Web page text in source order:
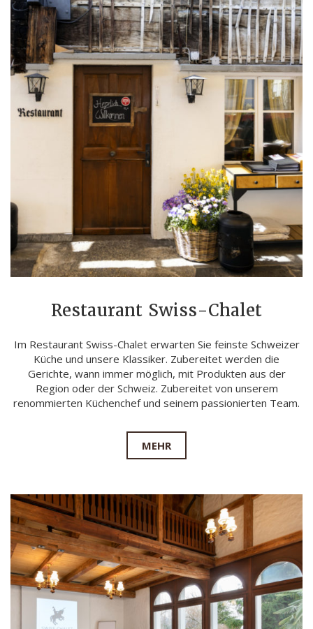
Restaurant Swiss-Chalet
Im Restaurant Swiss-Chalet erwarten Sie feinste Schweizer
Küche und unsere Klassiker. Zubereitet werden die
Gerichte, wann immer möglich, mit Produkten aus der
Region oder der Schweiz. Zubereitet von unserem
renommierten Küchenchef und seinem passionierten Team.
MEHR